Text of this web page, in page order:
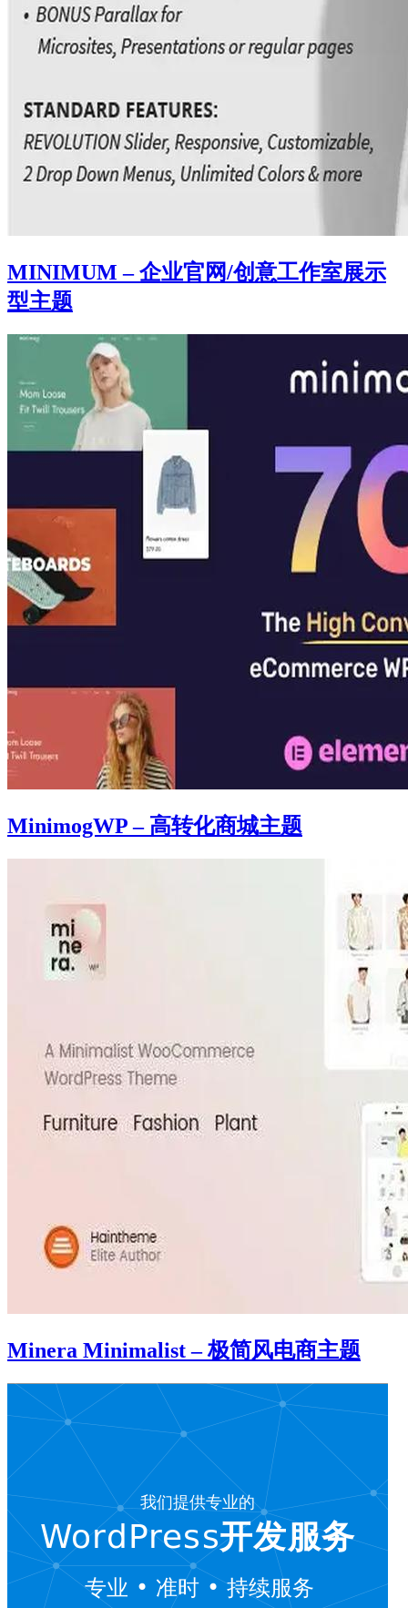
MINIMUM – 企业官网/创意工作室展示
型主题
MinimogWP – 高转化商城主题
Minera Minimalist – 极简风电商主题